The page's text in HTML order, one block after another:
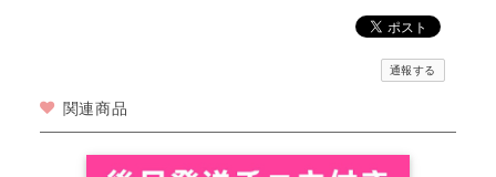
通報する
関連商品